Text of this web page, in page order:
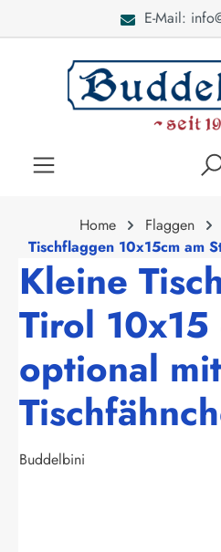
E-Mail:
Home Flaggen
Tischflaggen 10x15cm am
Kleine
Tirol 10x15
optional mit
Buddelbini